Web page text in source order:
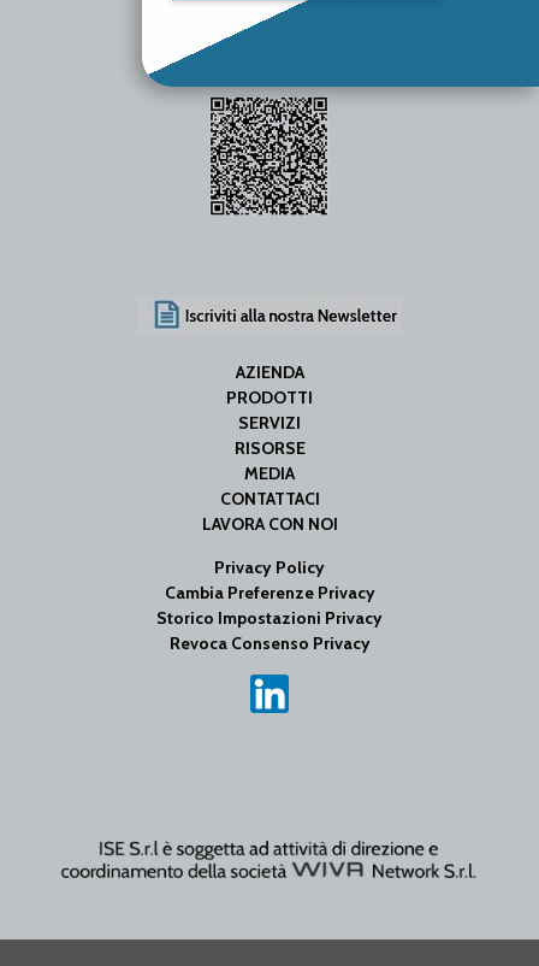
P.Iva / C.F. 01642060469
SDI Code: SUBM70N
AZIENDA
PRODOTTI
SERVIZI
RISORSE
MEDIA
CONTATTACI
LAVORA CON NOI
Privacy Policy
Cambia Preferenze Privacy
Storico Impostazioni Privacy
Revoca Consenso Privacy